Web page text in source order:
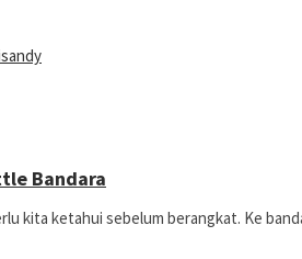
Bandara
kita ketahui sebelum berangkat. Ke